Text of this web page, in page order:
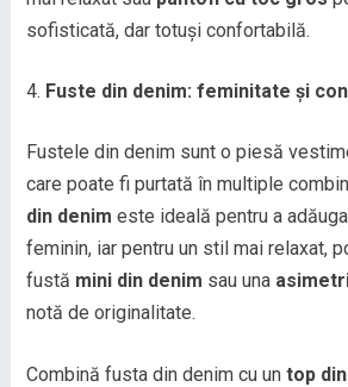
sofisticată, dar totuși confortabilă.
Fuste din denim: feminitate și
Fustele din denim sunt o piesă
care poate fi purtată în multiple
din denim este ideală pentru a
feminin, iar pentru un stil mai relaxat,
fustă mini din denim sau una
notă de originalitate.
Combină fusta din denim cu un top